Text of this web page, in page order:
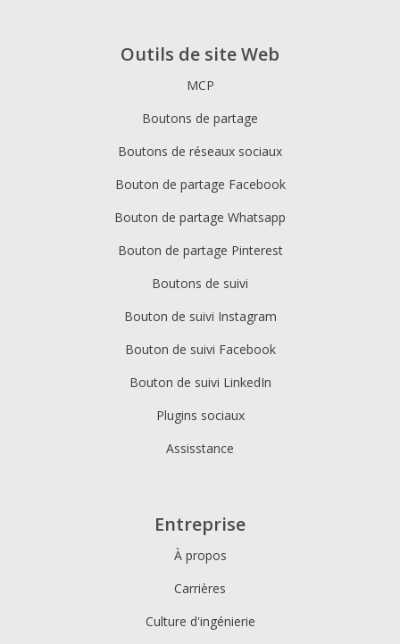
Outils de site Web
MCP
Boutons de partage
Boutons de réseaux sociaux
Bouton de partage Facebook
Bouton de partage Whatsapp
Bouton de partage Pinterest
Boutons de suivi
Bouton de suivi Instagram
Bouton de suivi Facebook
Bouton de suivi LinkedIn
Plugins sociaux
Assisstance
Entreprise
À propos
Carrières
Culture d'ingénierie